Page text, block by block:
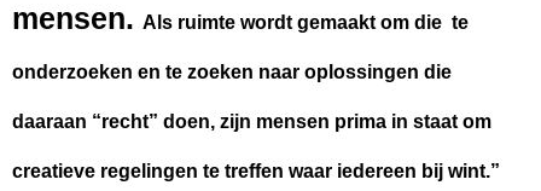
mensen. Als ruimte wordt gemaakt om die te
onderzoeken en te zoeken naar oplossingen die
daaraan “recht” doen, zijn mensen prima in staat om
creatieve regelingen te treffen waar iedereen bij wint.”